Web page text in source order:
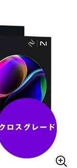
電子ピアノ
その他楽器
エフェクター
DTM